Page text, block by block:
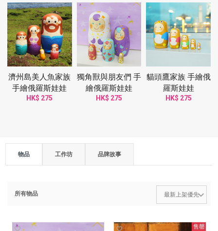
濟州島美人魚家族
手繪俄羅斯娃娃
HK$ 275
獨角獸與朋友們 手
繪俄羅斯娃娃
HK$ 275
貓頭鷹家族 手繪俄
羅斯娃娃
HK$ 275
物品 工作坊 品牌故事
所有物品
售罄